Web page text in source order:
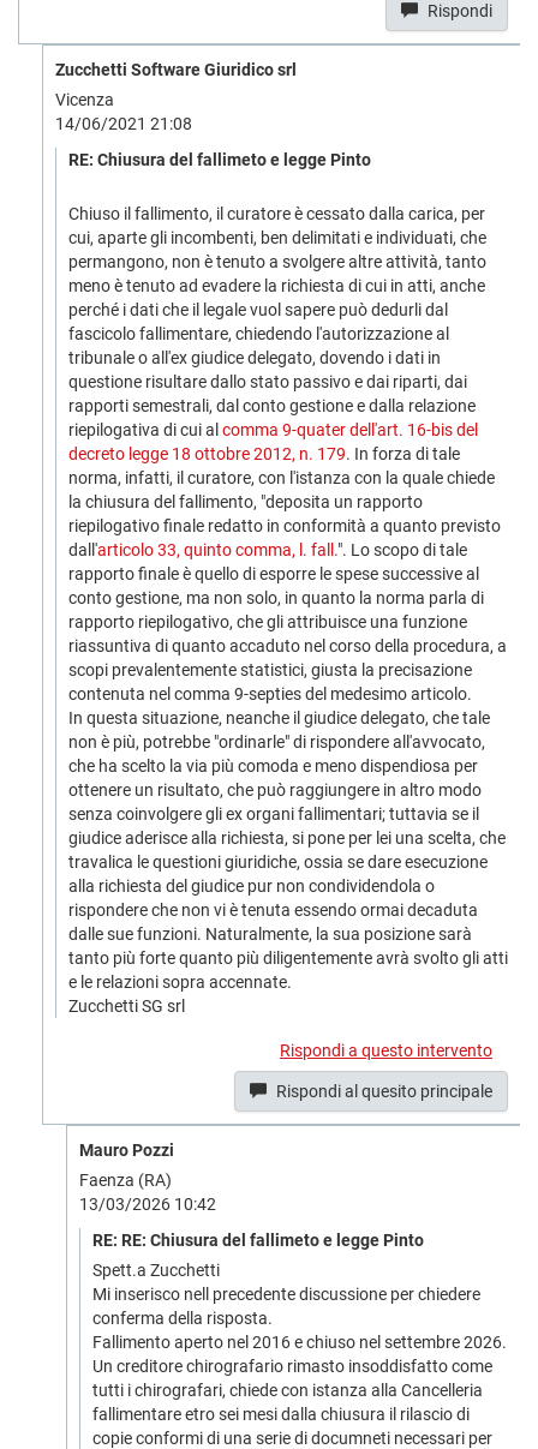
Rispondi
Zucchetti Software Giuridico srl
Vicenza
14/06/2021 21:08
RE: Chiusura del fallimeto e legge Pinto
Chiuso il fallimento, il curatore è cessato dalla carica, per
cui, aparte gli incombenti, ben delimitati e individuati, che
permangono, non è tenuto a svolgere altre attività, tanto
meno è tenuto ad evadere la richiesta di cui in atti, anche
perché i dati che il legale vuol sapere può dedurli dal
fascicolo fallimentare, chiedendo l'autorizzazione al
tribunale o all'ex giudice delegato, dovendo i dati in
questione risultare dallo stato passivo e dai riparti, dai
rapporti semestrali, dal conto gestione e dalla relazione
riepilogativa di cui al comma 9-quater dell'art. 16-bis del
decreto legge 18 ottobre 2012, n. 179. In forza di tale
norma, infatti, il curatore, con l'istanza con la quale chiede
la chiusura del fallimento, "deposita un rapporto
riepilogativo finale redatto in conformità a quanto previsto
dall'articolo 33, quinto comma, l. fall.". Lo scopo di tale
rapporto finale è quello di esporre le spese successive al
conto gestione, ma non solo, in quanto la norma parla di
rapporto riepilogativo, che gli attribuisce una funzione
riassuntiva di quanto accaduto nel corso della procedura, a
scopi prevalentemente statistici, giusta la precisazione
contenuta nel comma 9-septies del medesimo articolo.
In questa situazione, neanche il giudice delegato, che tale
non è più, potrebbe "ordinarle" di rispondere all'avvocato,
che ha scelto la via più comoda e meno dispendiosa per
ottenere un risultato, che può raggiungere in altro modo
senza coinvolgere gli ex organi fallimentari; tuttavia se il
giudice aderisce alla richiesta, si pone per lei una scelta, che
travalica le questioni giuridiche, ossia se dare esecuzione
alla richiesta del giudice pur non condividendola o
rispondere che non vi è tenuta essendo ormai decaduta
dalle sue funzioni. Naturalmente, la sua posizione sarà
tanto più forte quanto più diligentemente avrà svolto gli atti
e le relazioni sopra accennate.
Zucchetti SG srl
Rispondi a questo intervento
Rispondi al quesito principale
Mauro Pozzi
Faenza (RA)
13/03/2026 10:42
RE: RE: Chiusura del fallimeto e legge Pinto
Spett.a Zucchetti
Mi inserisco nell precedente discussione per chiedere
conferma della risposta.
Fallimento aperto nel 2016 e chiuso nel settembre 2026.
Un creditore chirografario rimasto insoddisfatto come
tutti i chirografari, chiede con istanza alla Cancelleria
fallimentare etro sei mesi dalla chiusura il rilascio di
copie conformi di una serie di documneti necessari per